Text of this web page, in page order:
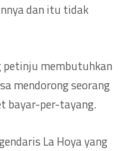
dan itu tidak
petinju membutuhkan
mendorong seorang
bayar-per-tayang.
La Hoya yang